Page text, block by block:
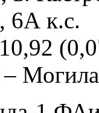
6А к.с.
–